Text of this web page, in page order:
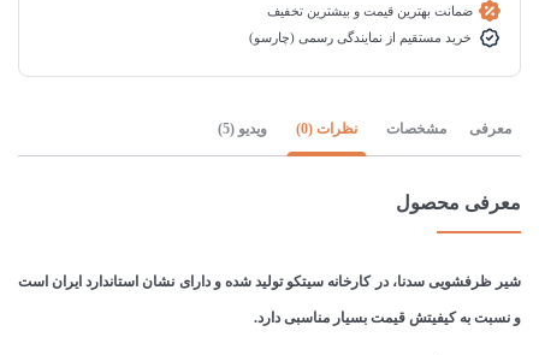
ضمانت بهترین قیمت و بیشترین تخفیف
خرید مستقیم از نمایندگی رسمی (چارسو)
معرفی مشخصات نظرات (0) ویدیو (5)
معرفی محصول
شیر ظرفشویی سدنا، در کارخانه سیتکو تولید شده و دارای نشان استاندارد ایران است
و نسبت به کیفیتش قیمت بسیار مناسبی دارد.